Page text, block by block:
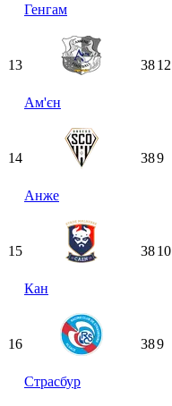
Генгам
13
Ам'єн
3812
14
Анже
389
15
Кан
3810
16
Страсбур
389